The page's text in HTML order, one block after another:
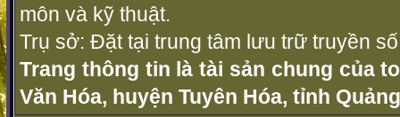
môn và kỹ thuật.
Trụ sở: Đặt tại trung tâm lưu trữ truyền
Trang thông tin là tài sản chung của
Văn Hóa, huyện Tuyên Hóa, tỉnh